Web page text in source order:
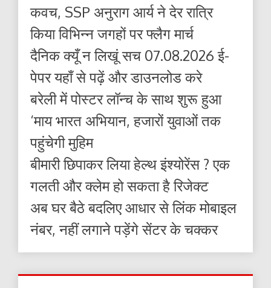
कवच, SSP अनुराग आर्य ने देर रात्रि
किया विभिन्न जगहों पर फ्लैग मार्च
दैनिक क्यूँ न लिखूं सच 07.08.2026 ई-
पेपर यहाँ से पढ़ें और डाउनलोड करे
बरेली में पोस्टर लॉन्च के साथ शुरू हुआ
‘माय भारत अभियान, हजारों युवाओं तक
पहुंचेगी मुहिम
बीमारी छिपाकर लिया हेल्थ इंश्योरेंस ? एक
गलती और क्लेम हो सकता है रिजेक्ट
अब घर बैठे बदलिए आधार से लिंक मोबाइल
नंबर, नहीं लगाने पड़ेंगे सेंटर के चक्कर